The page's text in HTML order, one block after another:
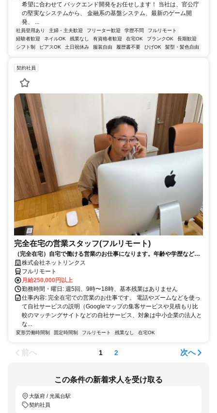
希望に合わせて バックエンド開発をお任せします！ 当社は、官公庁
の堅実なシステムから、 金融系の基盤システム、最新のゲーム開
発、 ...
社員登用あり 主婦・主夫歓迎 フリーター歓迎 学歴不問
フルリモート
経験者歓迎
ネイルOK 残業なし 有資格者歓迎 在宅OK ブランクOK
長期歓迎
シフト制
ピアスOK 土日祝休み 服装自由 履歴書不要 ひげOK 髪型・髪色自由
契約社員
完全在宅の営業スタッフ(フルリモート)
（完全在宅）自宅で働ける営業のお仕事になります。年齢や学歴など問
いません。
株式会社ネットリンクス
フルリモート
月給250,000円以上
勤務時間・曜日: 週5回、9時〜18時、基本残業はありません
仕事内容: 完全在宅での営業のお仕事です。 電話やズームなどを使っ
て自社サービスの説明（Googleマップの集客サービスや見積もり比
較のマッチングサイトなどの自社サービス、対象は中小企業の法人と
な...
変形労働時間制 固定時間制 フルリモート 残業なし 在宅OK
前へ 1 2 次へ
この条件の新着求人を受け取る
大阪府 / 光風台駅
契約社員